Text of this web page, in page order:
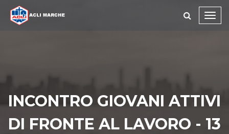
INCONTRO GIOVANI ATTIVI
DI FRONTE AL LAVORO - 13